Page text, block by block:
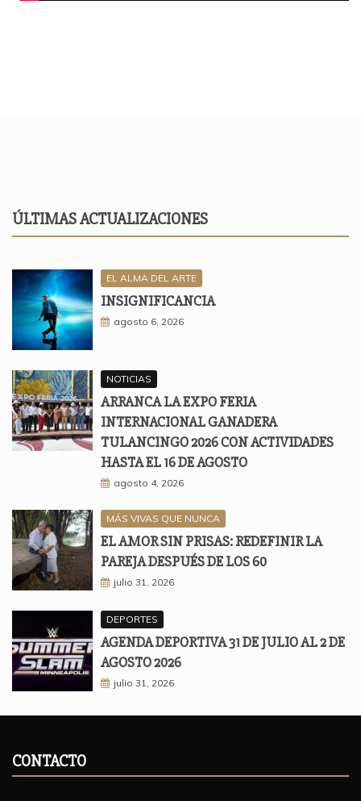
ÚLTIMAS ACTUALIZACIONES
EL ALMA DEL ARTE
INSIGNIFICANCIA
agosto 6, 2026
NOTICIAS
ARRANCA LA EXPO FERIA
INTERNACIONAL GANADERA
TULANCINGO 2026 CON ACTIVIDADES
HASTA EL 16 DE AGOSTO
agosto 4, 2026
MÁS VIVAS QUE NUNCA
EL AMOR SIN PRISAS: REDEFINIR LA
PAREJA DESPUÉS DE LOS 60
julio 31, 2026
DEPORTES
AGENDA DEPORTIVA 31 DE JULIO AL 2 DE
AGOSTO 2026
julio 31, 2026
CONTACTO